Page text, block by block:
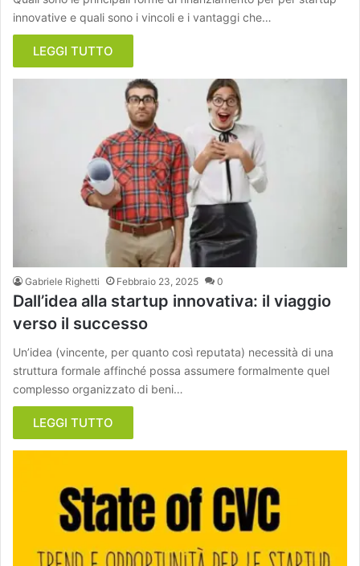
innovative e quali sono i vincoli e i vantaggi che…
LEGGI TUTTO
Gabriele Righetti Febbraio 23, 2025 0
Dall’idea alla startup innovativa: il viaggio
verso il successo
Un’idea (vincente, per quanto così reputata) necessità di una
struttura formale affinché possa assumere formalmente quel
complesso organizzato di beni…
LEGGI TUTTO